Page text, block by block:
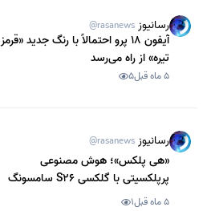
رسانیوز @rasanews
آیفون 18 پرو احتمالاً با رنگ جدید «قرمز
تیره» از راه می‌رسد
5 ماه قبل 5
رسانیوز @rasanews
«هی پلکس»؛ هوش مصنوعی
پرپلکسیتی با گلکسی S26 سامسونگ
ادغام می‌شود
5 ماه قبل 1